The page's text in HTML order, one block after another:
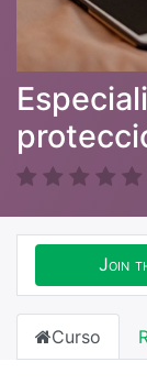
Join
Curso